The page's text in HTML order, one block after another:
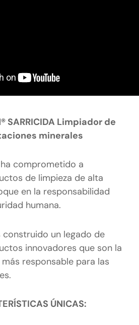
SARRICIDA Limpiador de
minerales
ha comprometido a
de limpieza de alta
en la responsabilidad
humana.
construido un legado de
innovadores que son la
responsable para las
ÚNICAS: